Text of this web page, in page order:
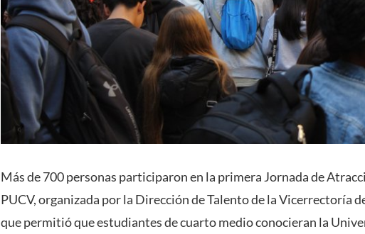
Más de 700 personas participaron en la primera Jornada de
PUCV, organizada por la Dirección de Talentode laVicerrectoría
que permitió que estudiantes de cuarto medio conocieran la